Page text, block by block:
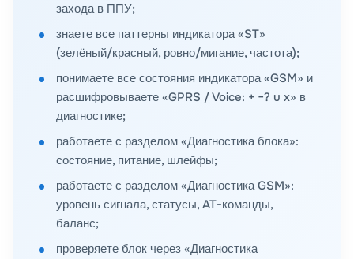
захода в ППУ;
знаете все паттерны индикатора «ST»
(зелёный/красный, ровно/мигание, частота);
понимаете все состояния индикатора «GSM» и
расшифровываете «GPRS / Voice: + −? u x» в
диагностике;
работаете с разделом «Диагностика блока»:
состояние, питание, шлейфы;
работаете с разделом «Диагностика GSM»:
уровень сигнала, статусы, AT-команды,
баланс;
проверяете блок через «Диагностика